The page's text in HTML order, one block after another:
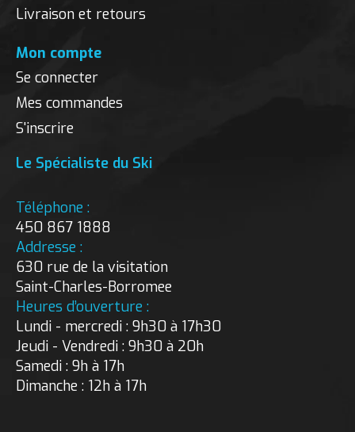
Livraison et retours
Mon compte
Se connecter
Mes commandes
S'inscrire
Le Spécialiste du Ski
Téléphone :
450 867 1888
Addresse :
630 rue de la visitation
Saint-Charles-Borromee
Heures d’ouverture :
Lundi - mercredi : 9h30 à 17h30
Jeudi - Vendredi : 9h30 à 20h
Samedi : 9h à 17h
Dimanche : 12h à 17h